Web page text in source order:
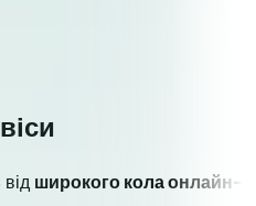
широкого кола онлайн-